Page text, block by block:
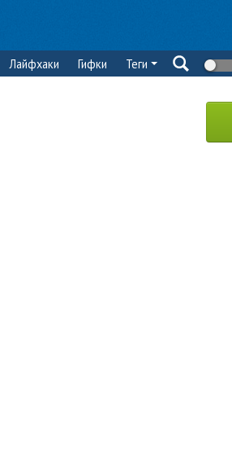
Лайфхаки Гифки Теги